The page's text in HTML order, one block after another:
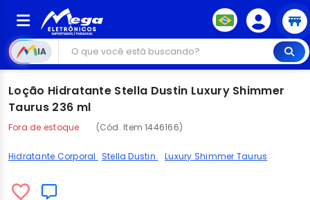
IA
Loção Hidratante Stella Dustin Luxury Shimmer
Taurus 236 ml
Fora de estoque (Cód. Item 1446166)
Hidratante Corporal Stella Dustin Luxury Shimmer Taurus